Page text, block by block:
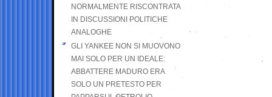
NORMALMENTE RISCONTRATA
IN DISCUSSIONI POLITICHE
ANALOGHE
GLI YANKEE NON SI MUOVONO
MAI SOLO PER UN IDEALE:
ABBATTERE MADURO ERA
SOLO UN PRETESTO PER